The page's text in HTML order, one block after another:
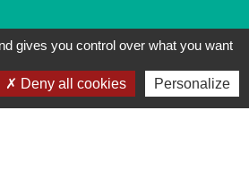
gives you control over what you want
Deny all cookies Personalize